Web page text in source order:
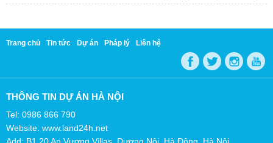
Trang chủ Tin tức Dự án Pháp lý Liên hệ
THÔNG TIN DỰ ÁN HÀ NỘI
Tel: 0986 866 790
Website: www.land24h.net